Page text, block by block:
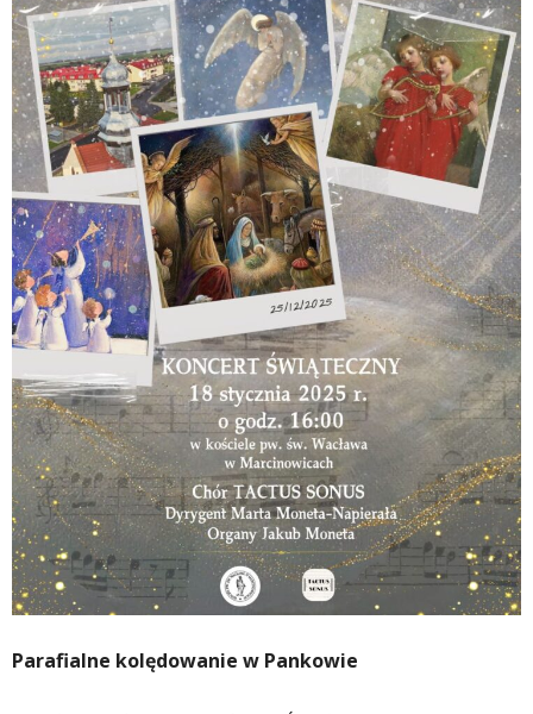
Parafialne kolędowanie w Pankowie